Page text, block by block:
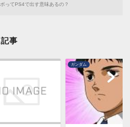
ってPS4で出す意味あるの？
事
ガンダム